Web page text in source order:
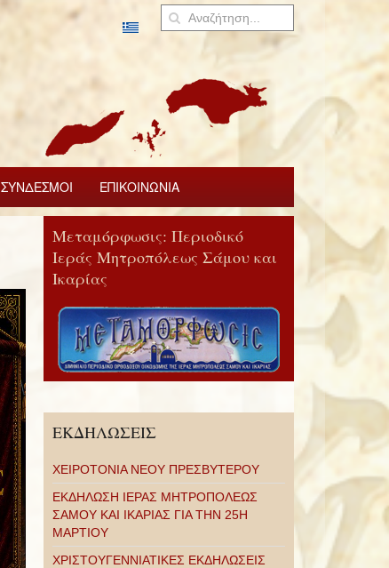
ΣΥΝΔΕΣΜΟΙ ΕΠΙΚΟΙΝΩΝΙΑ
Μεταμόρφωσις: Περιοδικό
Ιεράς Μητροπόλεως Σάμου και
Ικαρίας
ΕΚΔΗΛΩΣΕΙΣ
ΧΕΙΡΟΤΟΝΙΑ ΝΕΟΥ ΠΡΕΣΒΥΤΕΡΟΥ
ΕΚΔΗΛΩΣΗ ΙΕΡΑΣ ΜΗΤΡΟΠΟΛΕΩΣ
ΣΑΜΟΥ ΚΑΙ ΙΚΑΡΙΑΣ ΓΙΑ ΤΗΝ 25Η
ΜΑΡΤΙΟΥ
ΧΡΙΣΤΟΥΓΕΝΝΙΑΤΙΚΕΣ ΕΚΔΗΛΩΣΕΙΣ